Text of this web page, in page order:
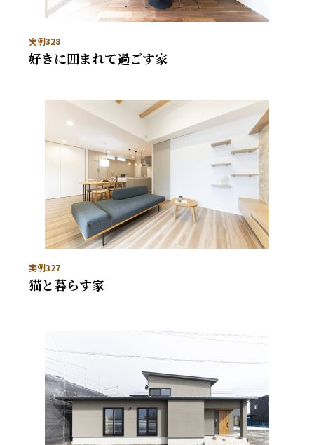
実例328
好きに囲まれて過ごす家
実例327
猫と暮らす家